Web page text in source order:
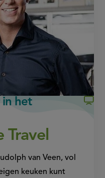
het
Travel
van Veen, vol
keuken kunt